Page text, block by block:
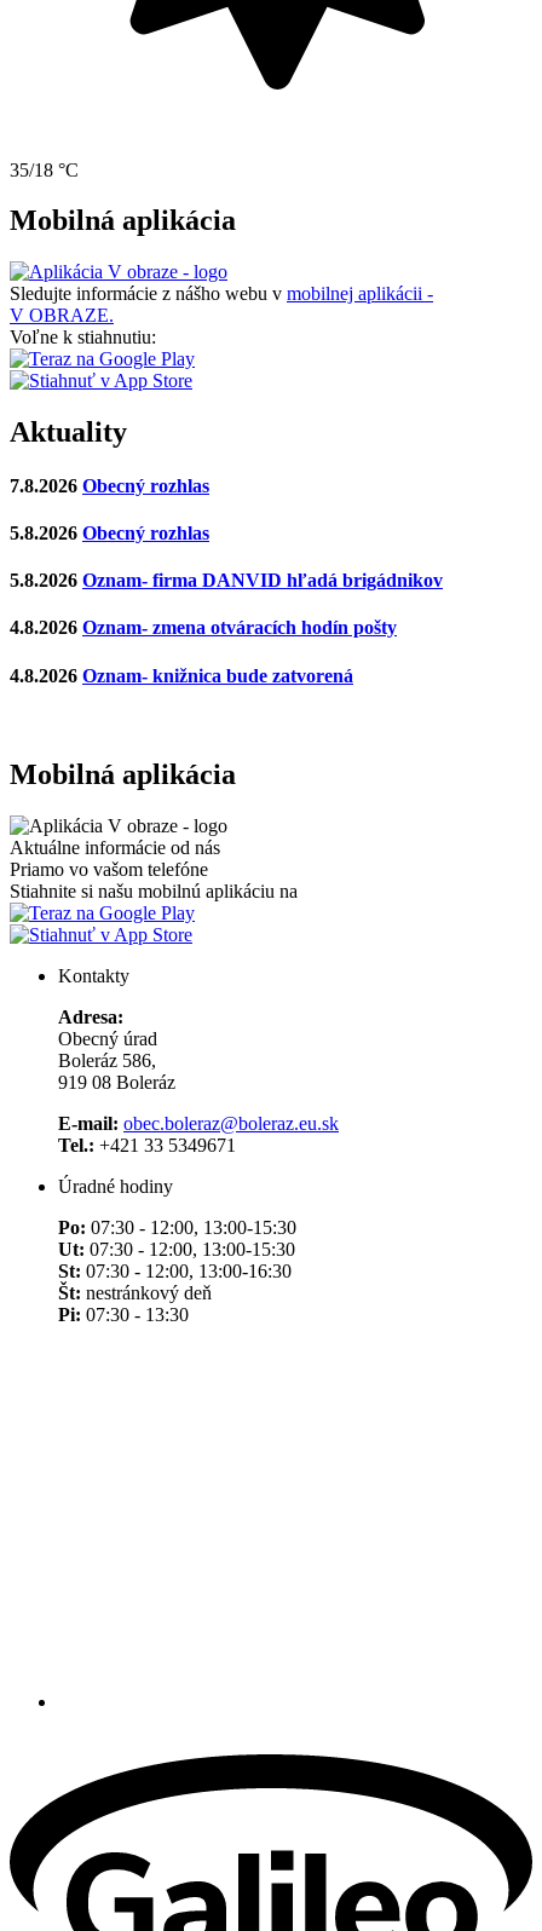
35/18 °C
Mobilná aplikácia
Sledujte informácie z nášho webu v mobilnej aplikácii -
V OBRAZE.
Voľne k stiahnutiu:
Aktuality
7.8.2026 Obecný rozhlas
5.8.2026 Obecný rozhlas
5.8.2026 Oznam- firma DANVID hľadá brigádnikov
4.8.2026 Oznam- zmena otváracích hodín pošty
4.8.2026 Oznam- knižnica bude zatvorená
Mobilná aplikácia
Aktuálne informácie od nás
Priamo vo vašom telefóne
Stiahnite si našu mobilnú aplikáciu na
Kontakty
Adresa:
Obecný úrad
Boleráz 586,
919 08 Boleráz
E-mail: obec.boleraz@boleraz.eu.sk
Tel.: +421 33 5349671
Úradné hodiny
Po: 07:30 - 12:00, 13:00-15:30
Ut: 07:30 - 12:00, 13:00-15:30
St: 07:30 - 12:00, 13:00-16:30
Št: nestránkový deň
Pi: 07:30 - 13:30